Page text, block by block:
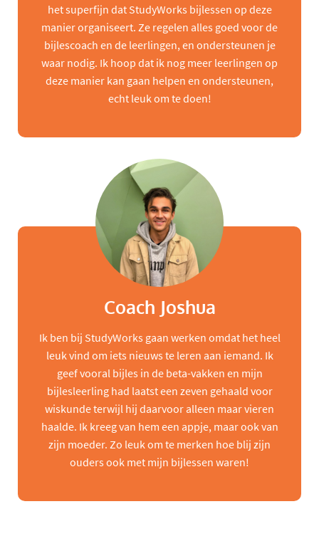
het superfijn dat StudyWorks bijlessen op deze
manier organiseert. Ze regelen alles goed voor de
bijlescoach en de leerlingen, en ondersteunen je
waar nodig. Ik hoop dat ik nog meer leerlingen op
deze manier kan gaan helpen en ondersteunen,
echt leuk om te doen!
Coach Joshua
Ik ben bij StudyWorks gaan werken omdat het heel
leuk vind om iets nieuws te leren aan iemand. Ik
geef vooral bijles in de beta-vakken en mijn
bijlesleerling had laatst een zeven gehaald voor
wiskunde terwijl hij daarvoor alleen maar vieren
haalde. Ik kreeg van hem een appje, maar ook van
zijn moeder. Zo leuk om te merken hoe blij zijn
ouders ook met mijn bijlessen waren!